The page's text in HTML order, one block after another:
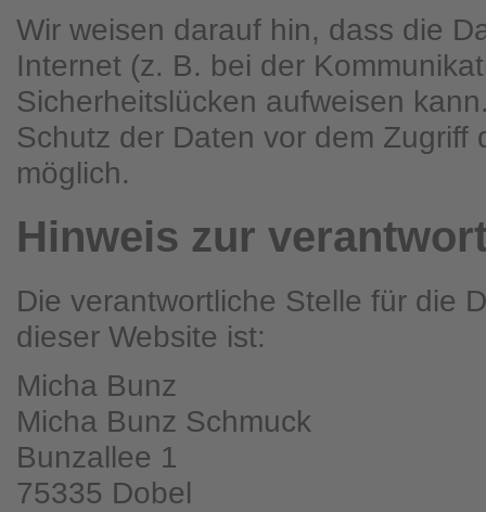
Wir weisen darauf hin, dass die
Internet (z. B. bei der
Sicherheitslücken aufweisen
Schutz der Daten vor dem Zugriff
möglich.
Hinweis zur
Die verantwortliche Stelle für die
dieser Website ist:
Micha Bunz
Micha Bunz Schmuck
Bunzallee 1
75335 Dobel